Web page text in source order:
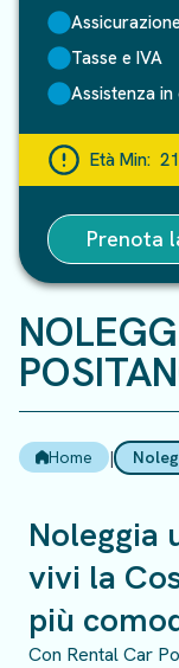
Tasse e IVA
Assistenza
Età Min:
Prenota
Home |
Noleggia
vivi la
più
Con Rental Car